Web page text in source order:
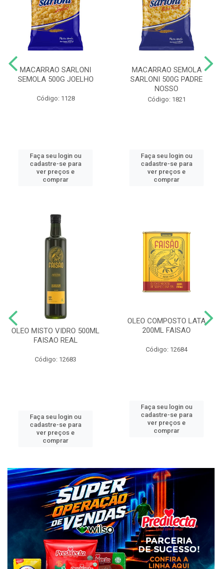
MACARRAO SARLONI
SEMOLA 500G JOELHO
Código: 1128
Faça seu login ou
cadastre-se para
ver preços e
comprar
MACARRAO SEMOLA
SARLONI 500G PADRE
NOSSO
Código: 1821
Faça seu login ou
cadastre-se para
ver preços e
comprar
OLEO MISTO VIDRO 500ML
FAISAO REAL
Código: 12683
Faça seu login ou
cadastre-se para
ver preços e
comprar
OLEO COMPOSTO LATA
200ML FAISAO
Código: 12684
Faça seu login ou
cadastre-se para
ver preços e
comprar